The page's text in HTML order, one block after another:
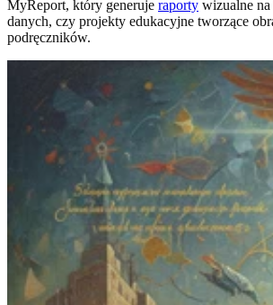
MyReport, który generuje raporty wizualne
danych, czy projekty edukacyjne tworzące
podręczników.